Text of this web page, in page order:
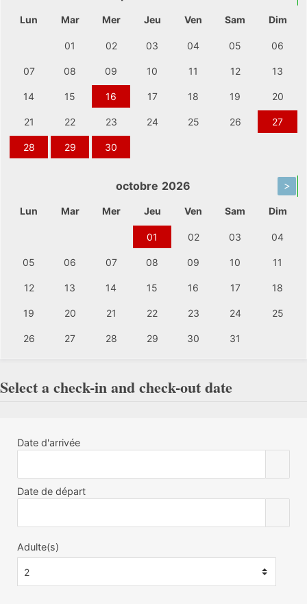
Lun Mar Mer Jeu Ven Sam Dim
01 02 03 04 05 06
07 08 09 10 11 12 13
14 15 16 17 18 19 20
21 22 23 24 25 26 27
28 29 30
octobre 2026 >
Lun Mar Mer Jeu Ven Sam Dim
01 02 03 04
05 06 07 08 09 10 11
12 13 14 15 16 17 18
19 20 21 22 23 24 25
26 27 28 29 30 31
Select a check-in and check-out date
Date d'arrivée
Date de départ
Adulte(s)